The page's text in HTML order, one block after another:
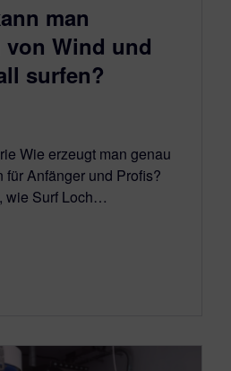
man
Wind und
surfen?
Wie erzeugt man genau
Anfänger und Profis?
wie Surf Loch…